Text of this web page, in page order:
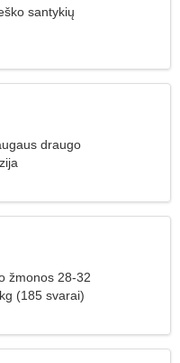
santykių
draugo
žmonos 28-32
(185 svarai)